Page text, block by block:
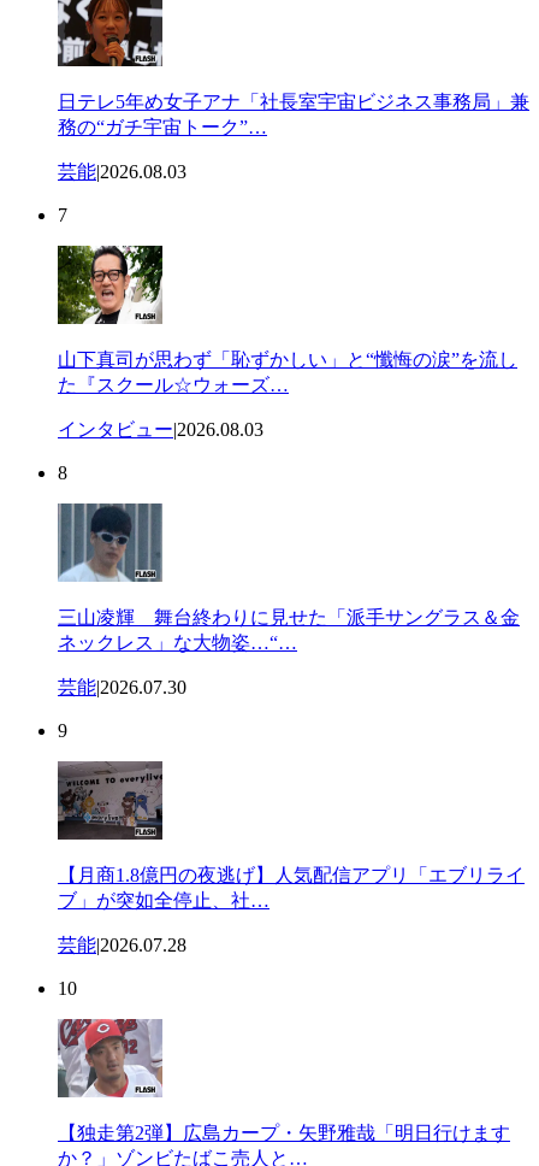
日テレ5年め女子アナ「社長室宇宙ビジネス事務局」兼
務の“ガチ宇宙トーク”…
芸能|2026.08.03
7
山下真司が思わず「恥ずかしい」と“懺悔の涙”を流し
た『スクール☆ウォーズ…
インタビュー|2026.08.03
8
三山凌輝 舞台終わりに見せた「派手サングラス＆金
ネックレス」な大物姿…“…
芸能|2026.07.30
9
【月商1.8億円の夜逃げ】人気配信アプリ「エブリライ
ブ」が突如全停止、社…
芸能|2026.07.28
10
【独走第2弾】広島カープ・矢野雅哉「明日行けます
か？」ゾンビたばこ売人と…